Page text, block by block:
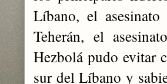
Líbano, el
Teherán, el
Hezbolá pudo evitar
sur del Líbano y